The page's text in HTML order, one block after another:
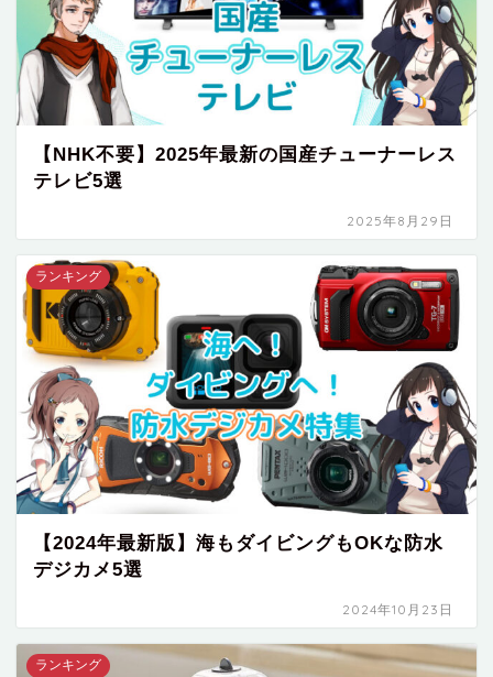
【NHK不要】2025年最新の国産チューナーレス
テレビ5選
2025年8月29日
ランキング
【2024年最新版】海もダイビングもOKな防水
デジカメ5選
2024年10月23日
ランキング